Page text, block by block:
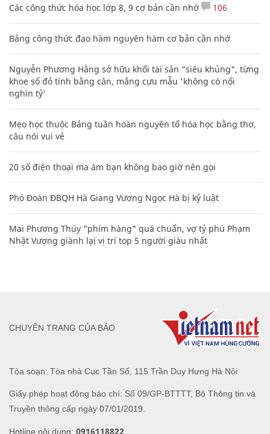
Các công thức hóa học lớp 8, 9 cơ bản cần nhớ 106
Bảng công thức đạo hàm nguyên hàm cơ bản cần nhớ
Nguyễn Phương Hằng sở hữu khối tài sản "siêu khủng", từng
khoe sổ đỏ tính bằng cân, mắng cựu mẫu 'không có nổi
nghìn tỷ'
Mẹo học thuộc Bảng tuần hoàn nguyên tố hóa học bằng thơ,
câu nói vui vẻ
20 số điện thoại ma ám bạn không bao giờ nên gọi
Phó Đoàn ĐBQH Hà Giang Vương Ngọc Hà bị kỷ luật
Mai Phương Thúy "phím hàng" quá chuẩn, vợ tỷ phú Phạm
Nhật Vượng giành lại vị trí top 5 người giàu nhất
Tòa soạn: Tòa nhà Cục Tần Số, 115 Trần Duy Hưng Hà Nội
Giấy phép hoạt động báo chí: Số 09/GP-BTTTT, Bộ Thông tin và
Truyền thông cấp ngày 07/01/2019.
Hotline nội dung: 0916118822
CHUYÊN TRANG CỦA BÁO